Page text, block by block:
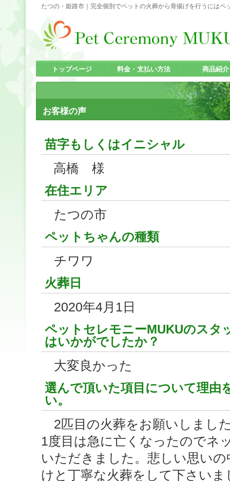
たつの・姫路市｜完全個別でペットの火葬から骨揚げを行うにはペ
お客様の声
苗字もしくはイニシャル
高橋 様
在住エリア
たつの市
ペットちゃんの種類
チワワ
火葬日
2020年4月1日
ペットセレモニーMUKUのスタ
はいかがでしたか？
大変良かった
選んで頂いた項目について理由
い。
2匹目の火葬をお願いしまし
1度目は急に亡くなったのでネ
いただきました。悲しい思い
けと丁寧な火葬をして下さい
トップページ 料金・支払い方法 商品紹介